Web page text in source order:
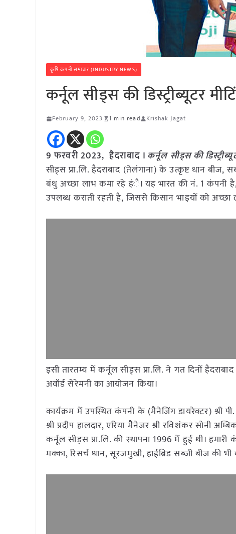
कृषि कंपनी समाचार (INDUSTRY NEWS)
कर्नूल सीड्स की डिस्ट्रीब्यूटर
February 9, 2023 1 min read Krishak Jagat
9 फरवरी 2023, हैदराबाद । कर्नूल सीड्स की
सीड्स प्रा.लि. हैदराबाद (तेलंगाना) के उत्कृष्ट धान
बंधु अच्छा लाभ कमा रहे हंै। यह भारत की नं. 1 कंपनी
उपलब्ध कराती रहती है, जिससे किसान भाइयों को
इसी तारतम्य में कर्नूल सीड्स प्रा.लि. ने गत दिनों
अवॉर्ड सेरेमनी का आयोजन किया।
कार्यक्रम में उपस्थित कंपनी के (मैनेजिंग डायरेक्टर) श्री
श्री प्रदीप हालदार, एरिया मैैनेजर श्री रविशंकर सोनी
कर्नूल सीड्स प्रा.लि. की स्थापना 1996 में हुई थी। हमारी
मक्का, रिसर्च धान, सूरजमुखी, हाईब्रिड सब्जी बीज की